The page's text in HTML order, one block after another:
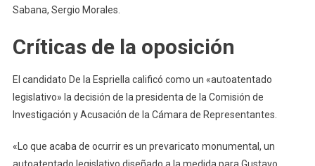
Sabana, Sergio Morales.
Críticas de la oposición
El candidato De la Espriella calificó como un «autoatentado
legislativo» la decisión de la presidenta de la Comisión de
Investigación y Acusación de la Cámara de Representantes.
«Lo que acaba de ocurrir es un prevaricato monumental, un